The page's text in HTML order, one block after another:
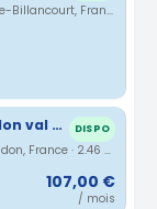
Rue Des Longs-Prés, 92100 Boulogne-Billancourt, France · 2.43 km
Parking proche RER C Meudon val Fleury DISPO
81 Rue De La République, 92190 Meudon, France · 2.46 km
107,00 €
/ mois